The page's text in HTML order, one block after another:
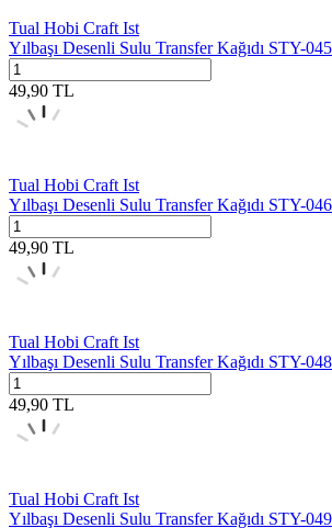
Tual Hobi Craft Ist
Yılbaşı Desenli Sulu Transfer Kağıdı STY-045
49,90 TL
Tual Hobi Craft Ist
Yılbaşı Desenli Sulu Transfer Kağıdı STY-046
49,90 TL
Tual Hobi Craft Ist
Yılbaşı Desenli Sulu Transfer Kağıdı STY-048
49,90 TL
Tual Hobi Craft Ist
Yılbaşı Desenli Sulu Transfer Kağıdı STY-049